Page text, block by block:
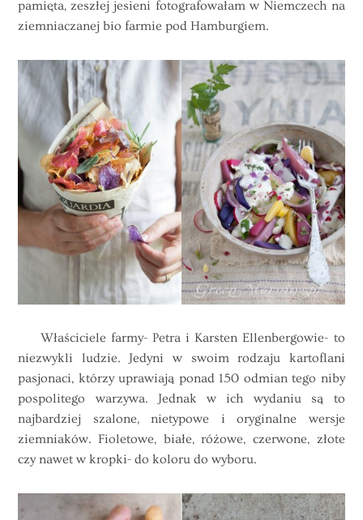
pamięta, zeszłej jesieni fotografowałam w Niemczech na
ziemniaczanej bio farmie pod Hamburgiem.
Właściciele farmy- Petra i Karsten Ellenbergowie- to
niezwykli ludzie. Jedyni w swoim rodzaju kartoflani
pasjonaci, którzy uprawiają ponad 150 odmian tego niby
pospolitego warzywa. Jednak w ich wydaniu są to
najbardziej szalone, nietypowe i oryginalne wersje
ziemniaków. Fioletowe, białe, różowe, czerwone, złote
czy nawet w kropki- do koloru do wyboru.